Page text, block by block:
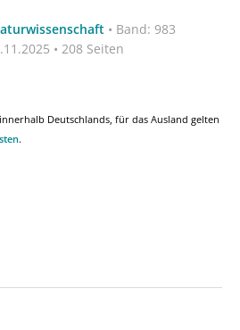
• Band: 983
• 208 Seiten
Deutschlands, für das Ausland gelten
.